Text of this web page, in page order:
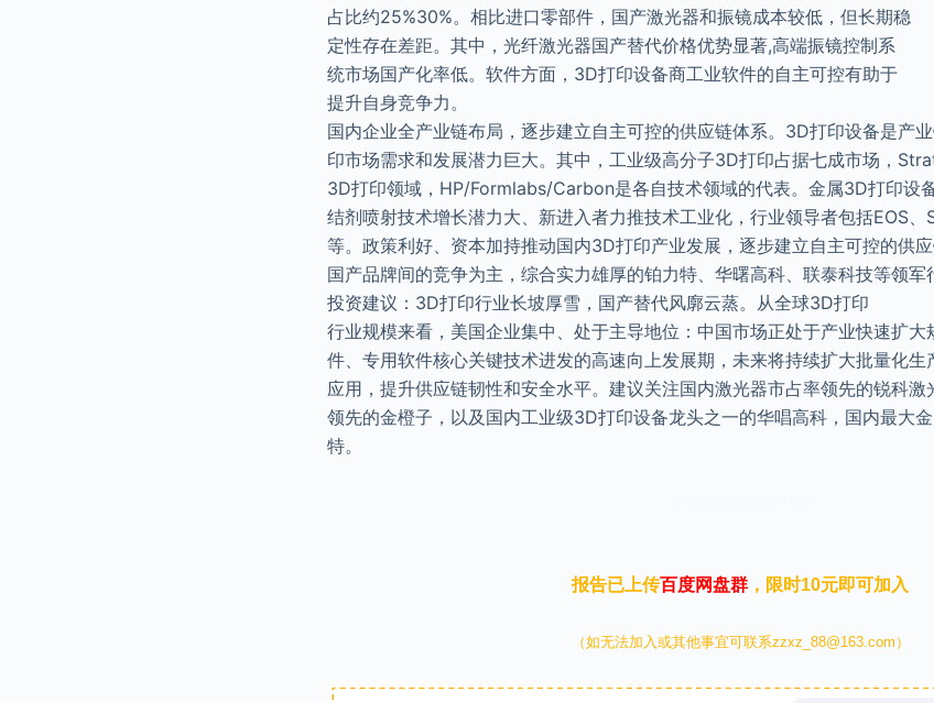
占比约25%30%。相比进口零部件，国产激光器和振镜成本较低，但长期稳
定性存在差距。其中，光纤激光器国产替代价格优势显著,高端振镜控制系
统市场国产化率低。软件方面，3D打印设备商工业软件的自主可控有助于
提升自身竞争力。
国内企业全产业链布局，逐步建立自主可控的供应链体系。3D打印设备是产
印市场需求和发展潜力巨大。其中，工业级高分子3D打印占据七成市场，
3D打印领域，HP/Formlabs/Carbon是各自技术领域的代表。金属3D打印设
结剂喷射技术增长潜力大、新进入者力推技术工业化，行业领导者包括EOS
等。政策利好、资本加持推动国内3D打印产业发展，逐步建立自主可控的供
国产品牌间的竞争为主，综合实力雄厚的铂力特、华曙高科、联泰科技等领军
投资建议：3D打印行业长坡厚雪，国产替代风廓云蒸。从全球3D打印
行业规模来看，美国企业集中、处于主导地位：中国市场正处于产业快速扩大
件、专用软件核心关键技术进发的高速向上发展期，未来将持续扩大批量化
应用，提升供应链韧性和安全水平。建议关注国内激光器市占率领先的锐科
领先的金橙子，以及国内工业级3D打印设备龙头之一的华唱高科，国内最大
特。
报告已上传百度网盘群 ，限时10元即可加入
（如无法加入或其他事宜可联系zzxz_88@163.com）